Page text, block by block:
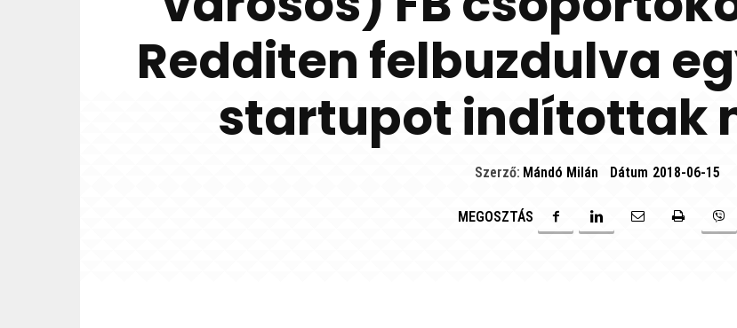
Redditen felbuzdulva
startupot indítottak
Szerző: Mándó Milán Dátum 2018-06-15
MEGOSZTÁS